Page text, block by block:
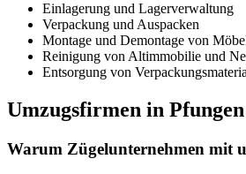
Einlagerung und Lagerverwaltung
Verpackung und Auspacken
Montage und Demontage von
Reinigung von Altimmobilie und
Entsorgung von
Umzugsfirmen in
Warum Zügelunternehmen mit